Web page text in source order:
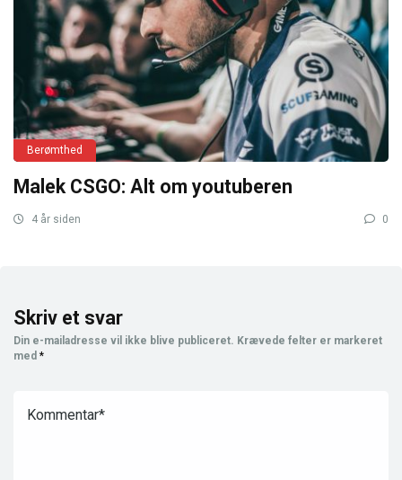
Berømthed
Malek CSGO: Alt om youtuberen
4 år siden 0
Skriv et svar
Din e-mailadresse vil ikke blive publiceret. Krævede felter er markeret
med *